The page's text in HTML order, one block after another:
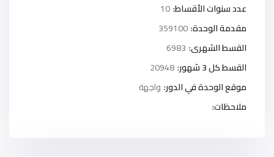
عدد سنوات الأقساط:10
مقدمة الوحدة:359100
القسط الشهرى: 6983
القسط كل 3 شهور:
20948
موقع الوحدة في الدور: واجهة
ملاحظات: